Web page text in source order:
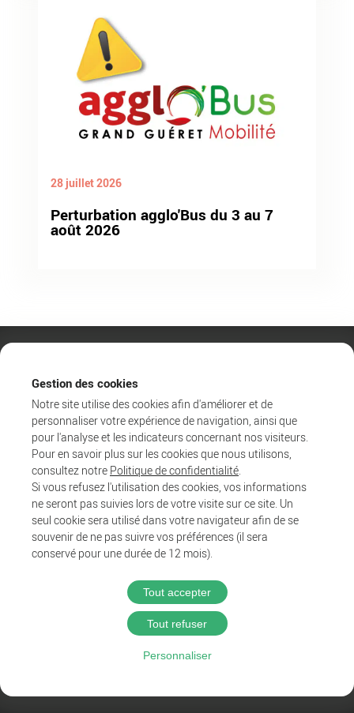
Gestion des cookies
Notre site utilise des cookies afin d'améliorer et de
personnaliser votre expérience de navigation, ainsi que
pour l'analyse et les indicateurs concernant nos visiteurs.
Pour en savoir plus sur les cookies que nous utilisons,
consultez notre Politique de confidentialité
Si vous refusez l'utilisation des cookies, vos informations
ne seront pas suivies lors de votre visite sur ce site. Un
seul cookie sera utilisé dans votre navigateur afin de se
souvenir de ne pas suivre vos préférences (il sera
conservé pour une durée de 12 mois).
Tout accepter
Tout refuser
Personnaliser
28 juillet 2026
Perturbation agglo'Bus du 3 au 7
août 2026
Agglo
Entreprendre et collaborer
Au quotidien
@2025 Proximit Digital
Politique de confidentialité
Mentions légales